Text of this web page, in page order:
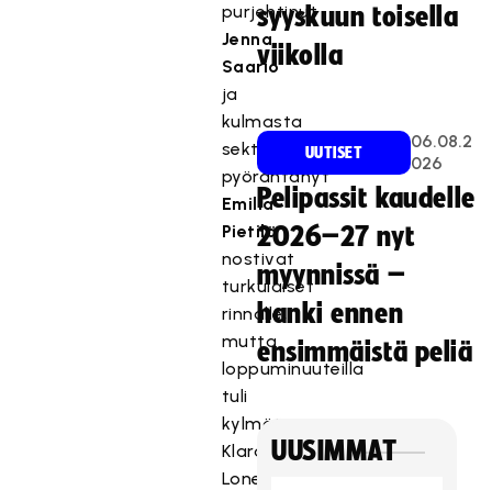
purjehtinut
Jenna
Saario
ja
kulmasta
sektoriin
pyörähtänyt
Emilia
Pietilä
nostivat
turkulaiset
rinnalle,
mutta
loppuminuuteilla
tuli
kylmää:
Klara
Loneberg
syyskuun toisella
viikolla
UUTISET
06.08.2
026
Pelipassit kaudelle
2026–27 nyt
myynnissä –
hanki ennen
ensimmäistä peliä
UUSIMMAT